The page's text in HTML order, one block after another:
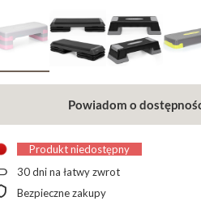
Powiadom o
Produkt niedostępny
30dni na łatwy zwrot
Bezpieczne zakupy